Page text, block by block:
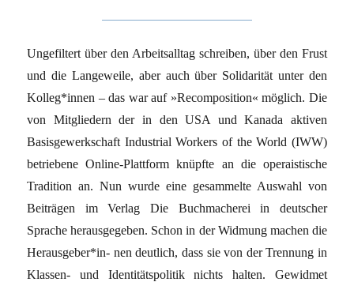
Ungefiltert über den Arbeitsalltag schreiben, über den Frust
und die Langeweile, aber auch über Solidarität unter den
Kolleg*innen – das war auf »Recomposition« möglich. Die
von Mitgliedern der in den USA und Kanada aktiven
Basisgewerkschaft Industrial Workers of the World (IWW)
betriebene Online-Plattform knüpfte an die operaistische
Tradition an. Nun wurde eine gesammelte Auswahl von
Beiträgen im Verlag Die Buchmacherei in deutscher
Sprache herausgegeben. Schon in der Widmung machen die
Herausgeber*in- nen deutlich, dass sie von der Trennung in
Klassen- und Identitätspolitik nichts halten. Gewidmet